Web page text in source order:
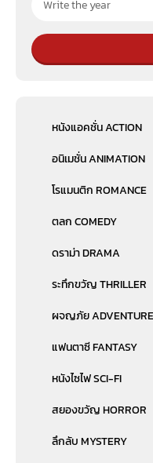
หนังแอคชั่น ACTION
อนิเมชั่น ANIMATION
โรแมนติก ROMANCE
ตลก COMEDY
ดราม่า DRAMA
ระทึกขวัญ THRILLER
ผจญภัย ADVENTURE
แฟนตาซี FANTASY
หนังไซไฟ SCI-FI
สยองขวัญ HORROR
ลึกลับ MYSTERY